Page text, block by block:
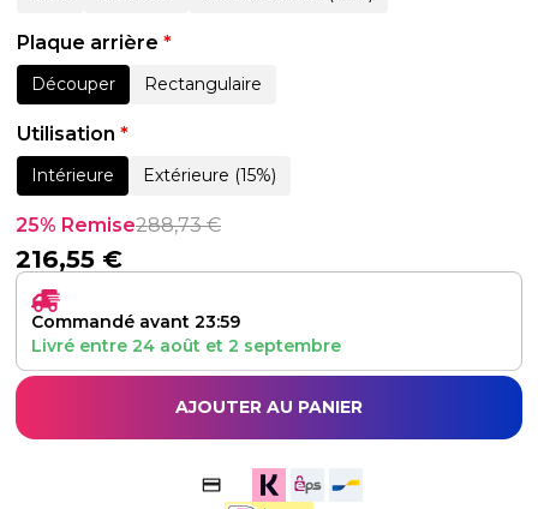
Plaque arrière *
Découper Rectangulaire
Utilisation *
Intérieure Extérieure (15%)
25% Remise288,73€
216,55 €
Commandé avant 23:59
Livré entre 24 août et 2 septembre
AJOUTER AU PANIER